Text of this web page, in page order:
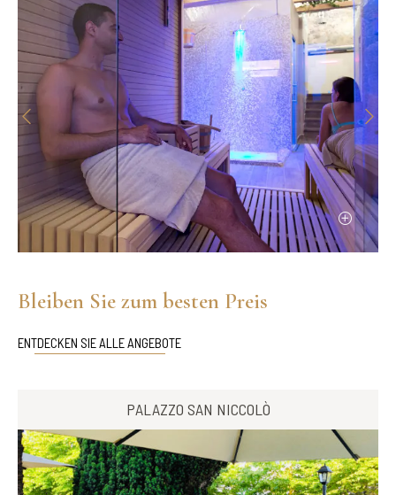
Bleiben Sie zum besten Preis
ENTDECKEN SIE ALLE ANGEBOTE
PALAZZO SAN NICCOLÒ